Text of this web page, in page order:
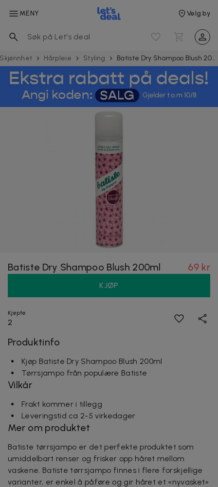
MENY Velg by
Skjønnhet Hårpleie Styling Batiste Dry Shampoo Blush 200ml
Batiste Dry Shampoo Blush 200ml 69 kr
KJØP
Kjøpte
2
Produktinfo
Kjøp Batiste Dry Shampoo Blush 200ml
Tørrsjampo från populære Batiste
Vilkår
Frakt kommer i tillegg
Leveringstid ca 2-5 virkedager
Mer om produktet
Batiste tørrsjampo er det perfekte produktet som
umiddelbart renser og frisker opp håret mellom
vaskene. Batiste tørrsjampo finnes i flere forskjellige
varianter, er enkel å påføre og gir håret et «nyvasket»